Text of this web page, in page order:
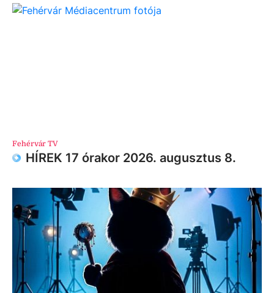
Fehérvár TV
HÍREK 17 órakor 2026. augusztus 8.